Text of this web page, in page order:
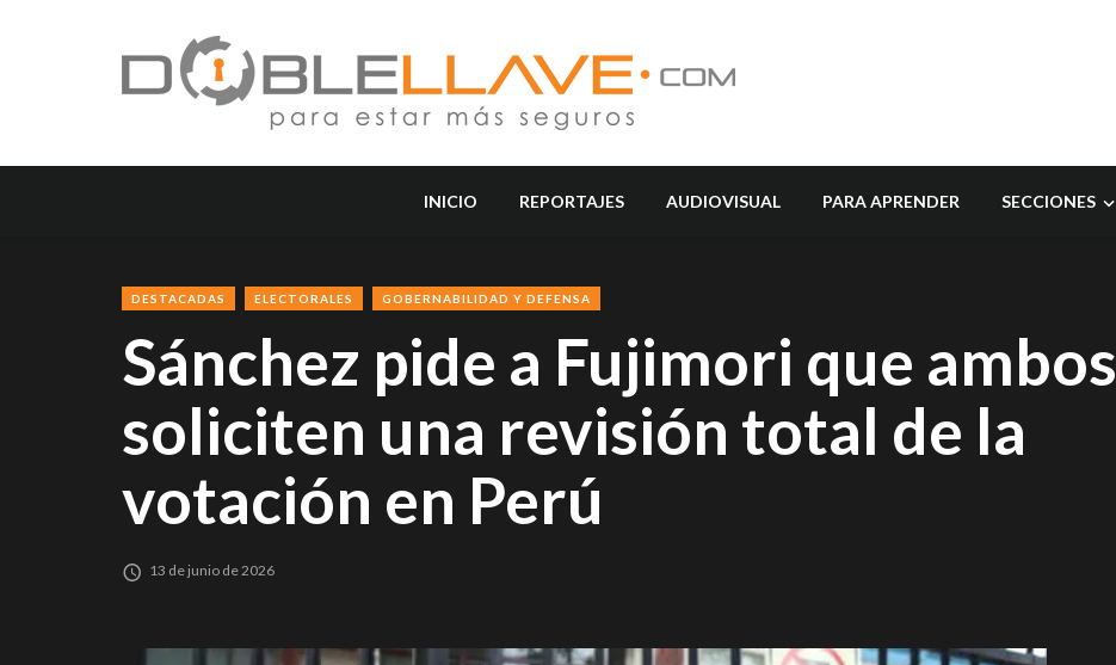
INICIO REPORTAJES AUDIOVISUAL PARA APRENDER SECCIONES
DESTACADAS ELECTORALES GOBERNABILIDAD Y DEFENSA
Sánchez pide a Fujimori que ambos
soliciten una revisión total de la
votación en Perú
13 de junio de 2026